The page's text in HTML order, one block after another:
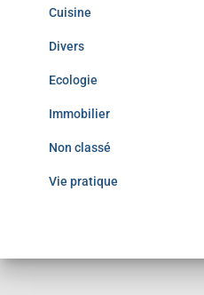
Cuisine
Divers
Ecologie
Immobilier
Non classé
Vie pratique